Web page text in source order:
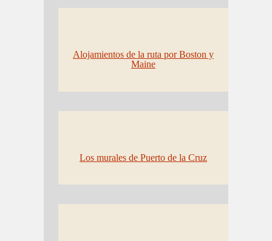
Alojamientos de la ruta por Boston y
Maine
Los murales de Puerto de la Cruz